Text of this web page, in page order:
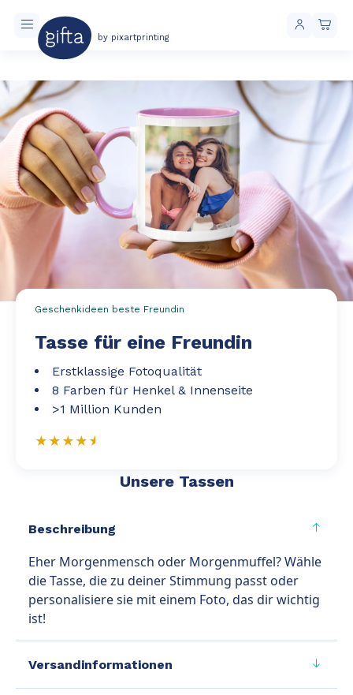
by pixartprinting
Geschenkideen beste Freundin
Tasse für eine Freundin
Erstklassige Fotoqualität
8 Farben für Henkel & Innenseite
>1 Million Kunden
Unsere Tassen
Beschreibung
Eher Morgenmensch oder Morgenmuffel? Wähle
die Tasse, die zu deiner Stimmung passt oder
personalisiere sie mit einem Foto, das dir wichtig
ist!
Versandinformationen